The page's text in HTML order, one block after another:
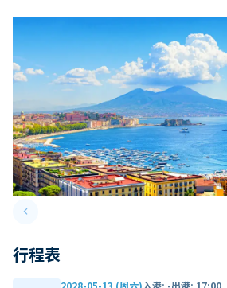
keyboard_arrow_leftPrevious slide
行程表
2028-05-13 (周六)入港: -出港: 17:00